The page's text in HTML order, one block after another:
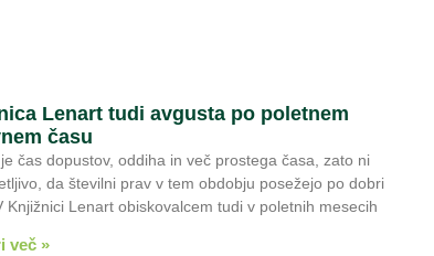
Lenart tudi avgusta po poletnem
času
čas dopustov, oddiha in več prostega časa, zato ni
da številni prav v tem obdobju posežejo po dobri
Knjižnici Lenart obiskovalcem tudi v poletnih mesecih
več »